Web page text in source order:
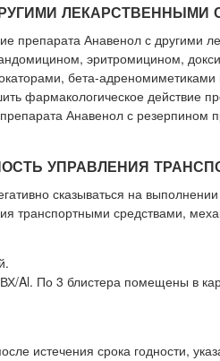
ЛЕКАРСТВЕННЫМИ
препарата Анавенол с другими
эритромицином,
бета-
фармакологическое действие
Анавенол с резерпином
УПРАВЛЕНИЯ
сказываться на
транспортными средствами,
Al. По 3 блистера помещены в
истечения срока годности,